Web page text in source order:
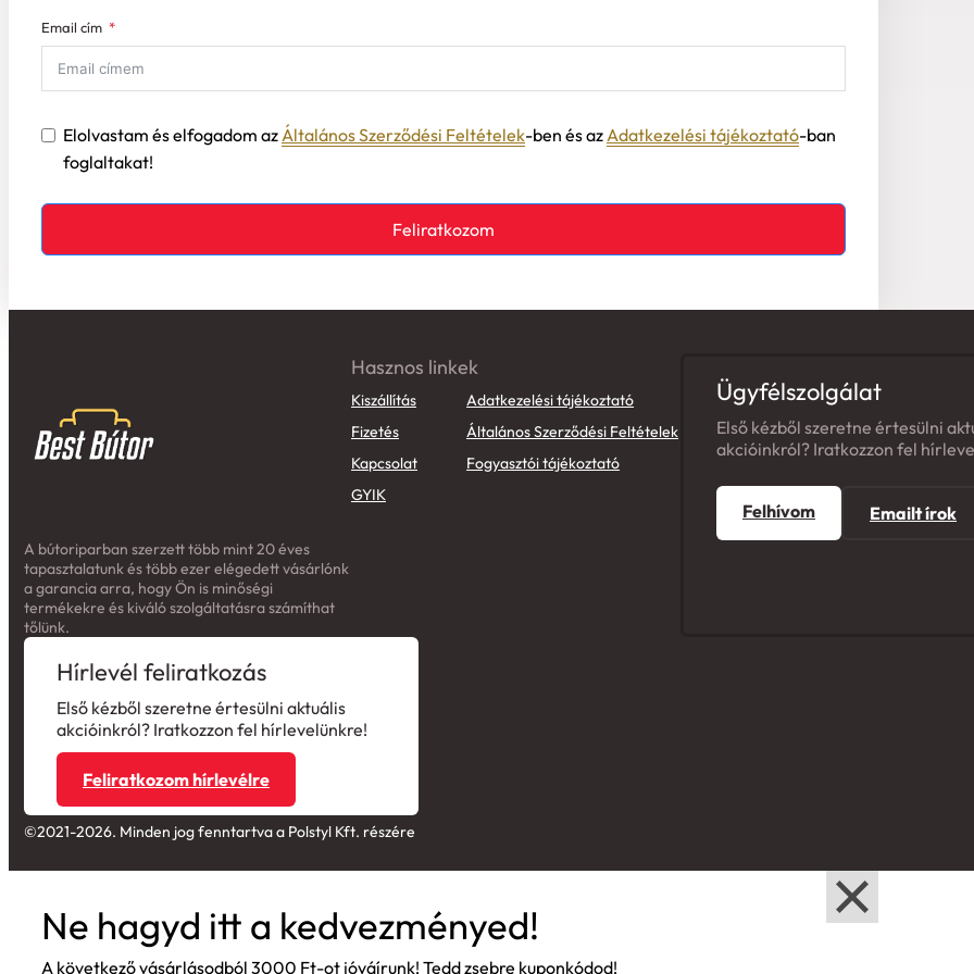
Email cím
Elolvastam és elfogadom azÁltalános Szerződési Feltételek-ben és azAdatkezelési tájékoztató-ban
foglaltakat!
Feliratkozom
A bútoriparban szerzett több mint 20 éves
tapasztalatunk és több ezer elégedett vásárlónk
a garancia arra, hogy Ön is minőségi
termékekre és kiváló szolgáltatásra számíthat
tőlünk.
Hasznos linkek
Kiszállítás
Fizetés
Kapcsolat
GYIK
Adatkezelési tájékoztató
Általános Szerződési Feltételek
Fogyasztói tájékoztató
Ügyfélszolgálat
Első kézből szeretne értesülni
akcióinkról? Iratkozzon fel
Felhívom Emailt írok
Hírlevél feliratkozás
Első kézből szeretne értesülni aktuális
akcióinkról? Iratkozzon fel hírlevelünkre!
Feliratkozom hírlevélre
©2021-2026. Minden jog fenntartva a Polstyl Kft. részére
Ne hagyd itt a kedvezményed!
A következő vásárlásodból 3000 Ft-ot jóváírunk! Tedd zsebre kuponkódod!